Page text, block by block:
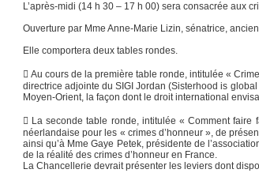
L’après-midi (14 h 30 – 17 h 00) sera consacrée aux
Ouverture par Mme Anne-Marie Lizin, sénatrice,
Elle comportera deux tables rondes.
 Au cours de la première table ronde, intitulée «
directrice adjointe du SIGI Jordan (Sisterhood is
Moyen-Orient, la façon dont le droit international
 La seconde table ronde, intitulée « Comment
néerlandaise pour les « crimes d’honneur », de
ainsi qu’à Mme Gaye Petek, présidente de
de la réalité des crimes d’honneur en France.
La Chancellerie devrait présenter les leviers dont